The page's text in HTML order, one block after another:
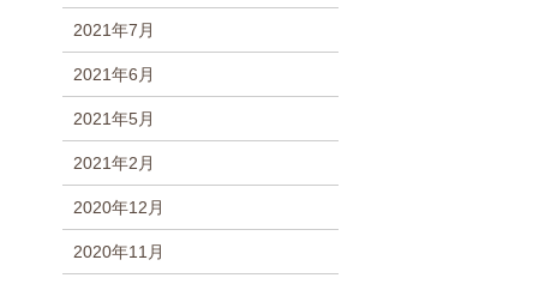
2021年7月
2021年6月
2021年5月
2021年2月
2020年12月
2020年11月